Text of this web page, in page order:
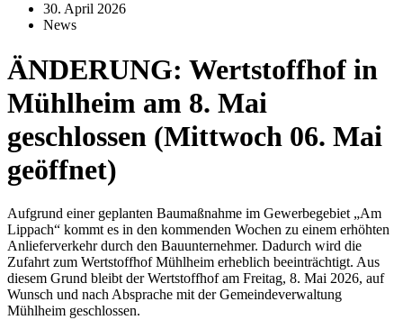
30. April 2026
News
ÄNDERUNG: Wertstoffhof in
Mühlheim am 8. Mai
geschlossen (Mittwoch 06. Mai
geöffnet)
Aufgrund einer geplanten Baumaßnahme im Gewerbegebiet „Am
Lippach“ kommt es in den kommenden Wochen zu einem erhöhten
Anlieferverkehr durch den Bauunternehmer. Dadurch wird die
Zufahrt zum Wertstoffhof Mühlheim erheblich beeinträchtigt. Aus
diesem Grund bleibt der Wertstoffhof am Freitag, 8. Mai 2026, auf
Wunsch und nach Absprache mit der Gemeindeverwaltung
Mühlheim geschlossen.